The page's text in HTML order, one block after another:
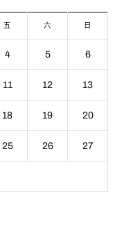
五 六 日
4 5 6
11 12 13
18 19 20
25 26 27